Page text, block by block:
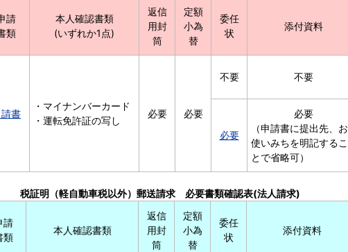
請
類
本人確認書類
(いずれか1点)
返信
用封
筒
定額
小為
替
委任
状
添付資料
書
・マイナンバーカード
・運転免許証の写し
必要 必要
不要 不要
必要
必要
（申請書に提出先、お
使いみちを明記するこ
とで省略可）
税証明（軽自動車税以外）郵送請求 必要書類確認表(法人請求)
請
類
本人確認書類
返信
用封
筒
定額
小為
替
委任
状
添付資料